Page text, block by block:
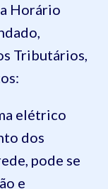
Horário
Tributários,
elétrico
dos
pode se
e